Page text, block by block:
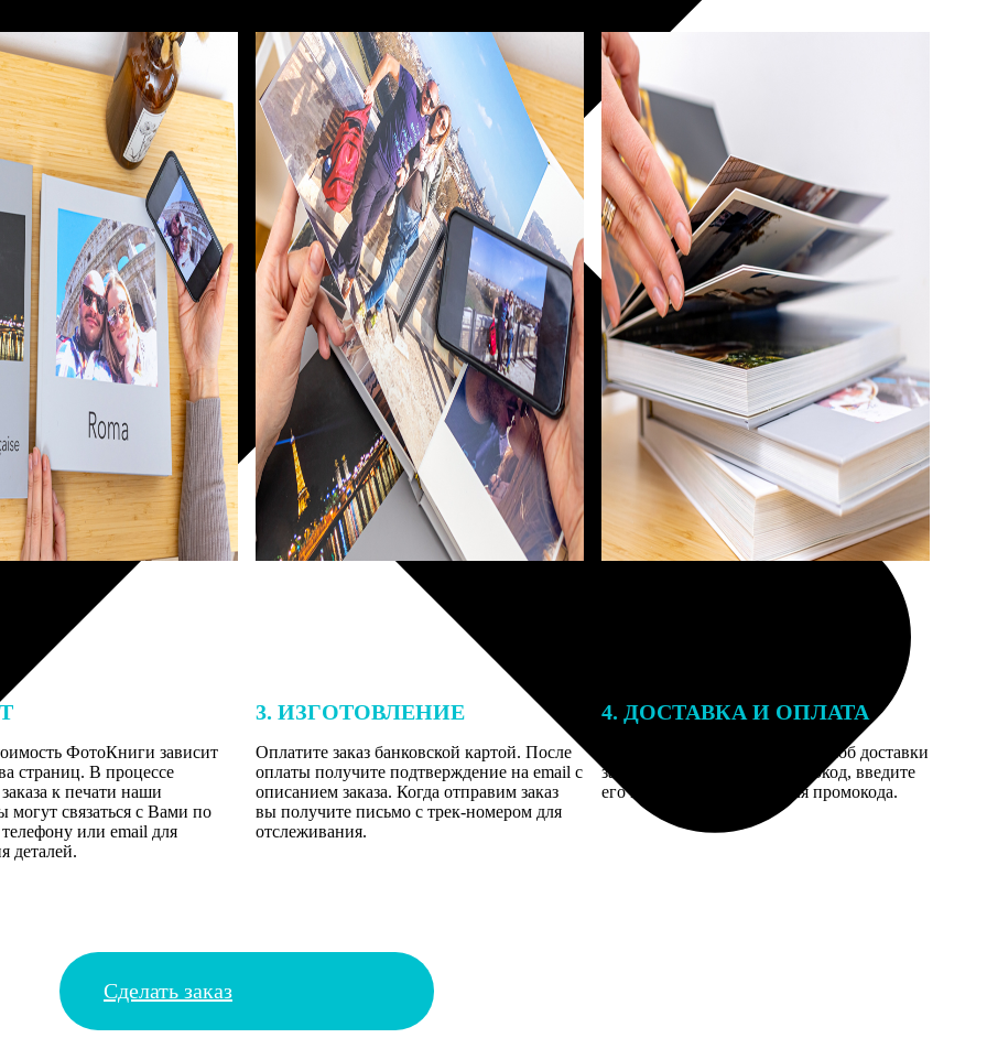
ФотоКниги зависит
страниц. В процессе
к печати наши
могут связаться с Вами по
или email для
деталей.
3. ИЗГОТОВЛЕНИЕ
Оплатите заказ банковской картой. После
оплаты получите подтверждение на email с
описанием заказа. Когда отправим заказ
вы получите письмо с трек-номером для
отслеживания.
4. ДОСТАВКА И ОПЛАТА
Введите адрес и выберите способ доставки
заказа. Если у вас есть промокод, введите
его в специальное поле для промокода.
Сделать заказ